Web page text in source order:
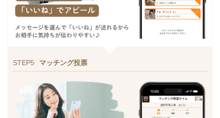
STEP5 マッチング投票